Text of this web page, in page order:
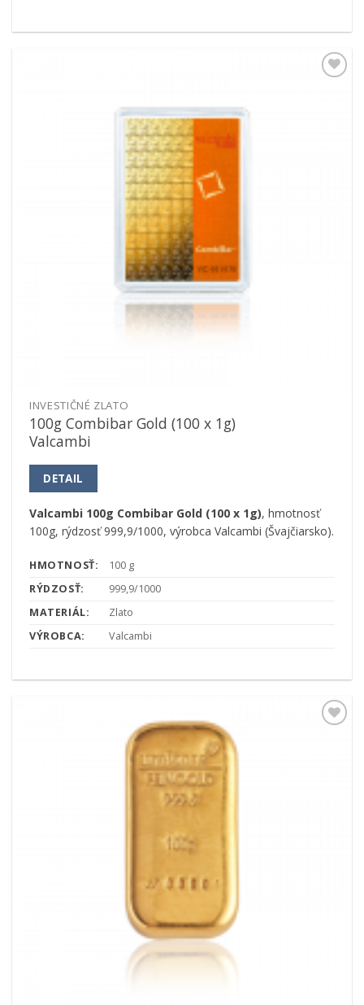
INVESTIČNÉ ZLATO
100g Combibar Gold (100 x 1g)
Valcambi
DETAIL
Valcambi 100g Combibar Gold (100 x 1g), hmotnosť
100g, rýdzosť 999,9/1000, výrobca Valcambi (Švajčiarsko).
HMOTNOSŤ:
100 g
RÝDZOSŤ:
999,9/1000
MATERIÁL:
Zlato
VÝROBCA:
Valcambi